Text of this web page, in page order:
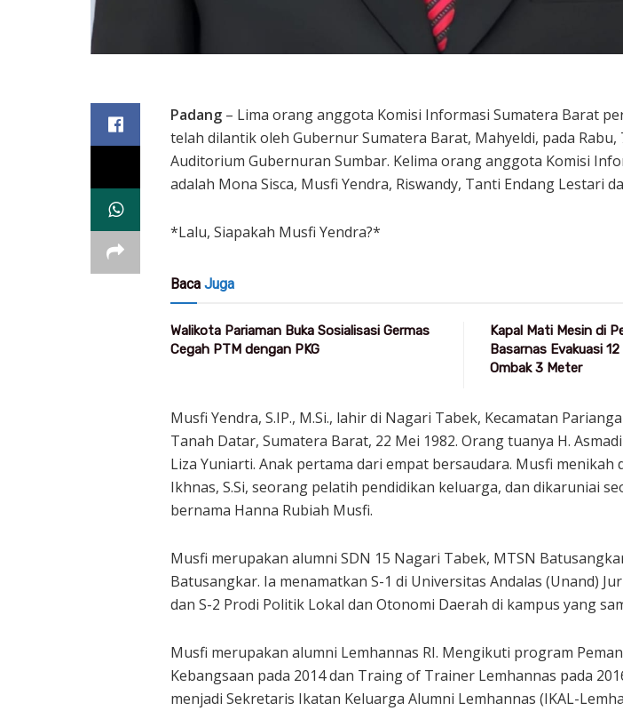
Padang – Lima orang anggota Komisi Informasi Sumatera Barat
telah dilantik oleh Gubernur Sumatera Barat, Mahyeldi, pada Rabu,
Auditorium Gubernuran Sumbar. Kelima orang anggota Komisi
adalah Mona Sisca, Musfi Yendra, Riswandy, Tanti Endang Lestari
*Lalu, Siapakah Musfi Yendra?*
Baca Juga
Walikota Pariaman Buka Sosialisasi Germas
Cegah PTM dengan PKG
Kapal Mati Mesin di
Basarnas Evakuasi
Ombak 3 Meter
Musfi Yendra, S.IP., M.Si., lahir di Nagari Tabek, Kecamatan
Tanah Datar, Sumatera Barat, 22 Mei 1982. Orang tuanya H.
Liza Yuniarti. Anak pertama dari empat bersaudara. Musfi menikah
Ikhnas, S.Si, seorang pelatih pendidikan keluarga, dan dikaruniai
bernama Hanna Rubiah Musfi.
Musfi merupakan alumni SDN 15 Nagari Tabek, MTSN
Batusangkar. Ia menamatkan S-1 di Universitas Andalas (Unand)
dan S-2 Prodi Politik Lokal dan Otonomi Daerah di kampus yang
Musfi merupakan alumni Lemhannas RI. Mengikuti program
Kebangsaan pada 2014 dan Traing of Trainer Lemhannas pada
menjadi Sekretaris Ikatan Keluarga Alumni Lemhannas (IKAL-